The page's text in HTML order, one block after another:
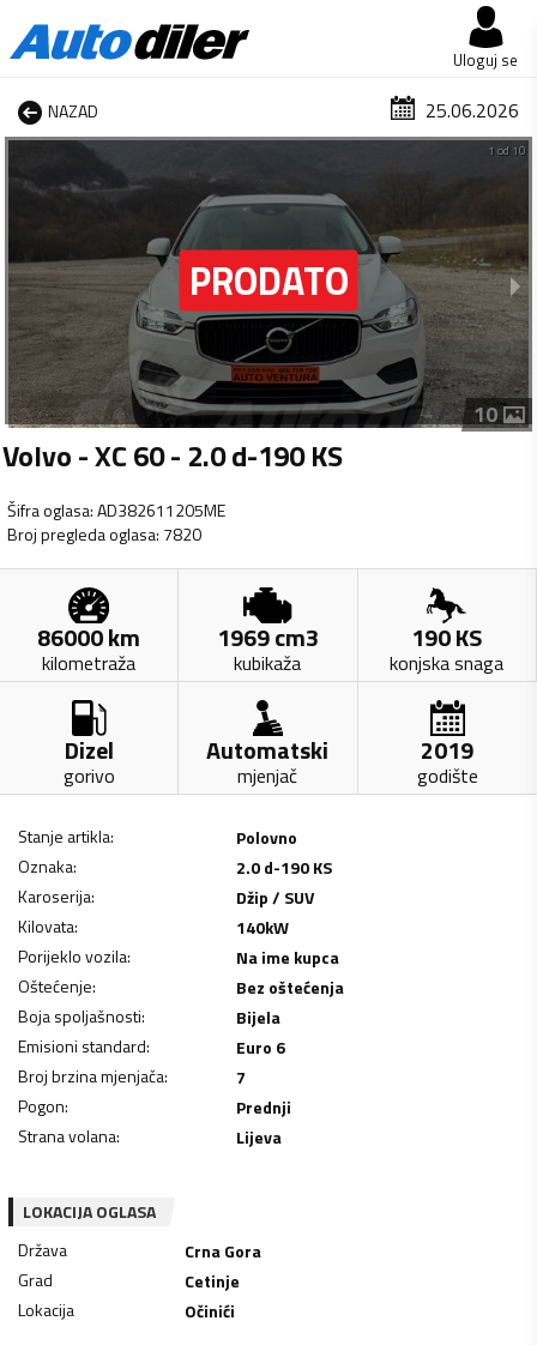
Uloguj se
NAZAD 25.06.2026
1 od 10
10
Volvo - XC 60 - 2.0 d-190 KS
Šifra oglasa:AD382611205ME
Broj pregleda oglasa: 7820
86000km
kilometraža
1969cm3
kubikaža
190KS
konjska snaga
Dizel
gorivo
Automatski
mjenjač
2019
godište
Stanje artikla:
Polovno
Oznaka:
2.0 d-190 KS
Karoserija:
Džip / SUV
Kilovata: 140kW
Porijeklo vozila:
Na ime kupca
Oštećenje:
Bez oštećenja
Boja spoljašnosti:
Bijela
Emisioni standard:
Euro 6
Broj brzina mjenjača:
7
Pogon:
Prednji
Strana volana: Lijeva
LOKACIJA OGLASA
Država
Crna Gora
Grad
Cetinje
Lokacija
Očinići